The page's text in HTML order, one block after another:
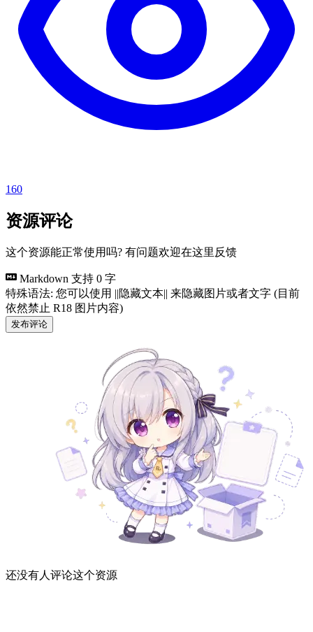
160
资源评论
这个资源能正常使用吗? 有问题欢迎在这里反馈
Markdown 支持 0 字
特殊语法: 您可以使用 ||隐藏文本|| 来隐藏图片或者文字 (目前
依然禁止 R18 图片内容)
发布评论
还没有人评论这个资源